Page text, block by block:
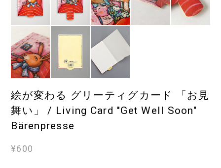
絵が変わる グリーティグカード 「お見
舞い」 / Living Card "Get Well Soon"
Bärenpresse
¥600